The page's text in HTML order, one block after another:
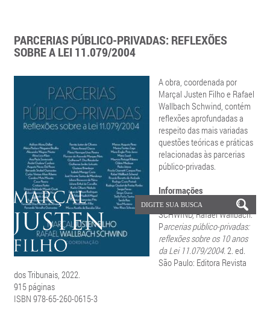
PARCERIAS PÚBLICO-PRIVADAS: REFLEXÕES
SOBRE A LEI 11.079/2004
A obra, coordenada por
Marçal Justen Filho e Rafael
Wallbach Schwind, contém
reflexões aprofundadas a
respeito das mais variadas
questões teóricas e práticas
relacionadas às parcerias
público-privadas.
Informações
JUSTEN FILHO, Marçal;
SCHWIND, Rafael Wallbach.
Parcerias público-privadas:
reflexões sobre os 10 anos
da Lei 11.079/2004. 2. ed.
São Paulo: Editora Revista
dos Tribunais, 2022.
915 páginas
ISBN 978-65-260-0615-3